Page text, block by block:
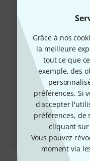
Grâce à nos
la meilleure
tout ce que
exemple, des
préférences. Si
d'accepter
préférences, de
cliquant sur
Vous pouvez
moment via
Préparer le
Horaires
d'été d'Europe
Plus d'options
Retourner un
Tous les